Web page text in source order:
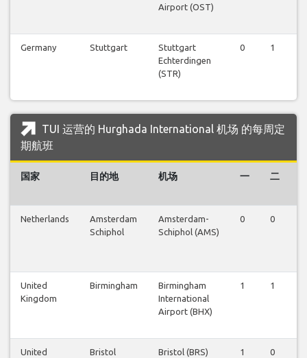
Airport (OST)
Germany Stuttgart
Stuttgart
Echterdingen
(STR)
0 1
TUI 运营的 Hurghada International 机场 的每周定
期航班
国家 目的地 机场 一 二
Netherlands
Amsterdam
Schiphol
Amsterdam-
Schiphol (AMS)
0 0
United
Kingdom
Birmingham
Birmingham
International
Airport (BHX)
1 1
United
Bristol Bristol (BRS) 1 0